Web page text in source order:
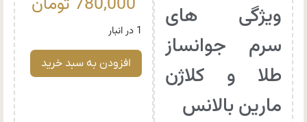
ویژگی های
سرم جوانساز
طلا و کلاژن
مارین بالانس
1 در انبار
افزودن به سبد خرید